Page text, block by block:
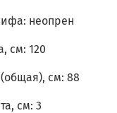
неопрен
см: 120
см: 88
см: 3